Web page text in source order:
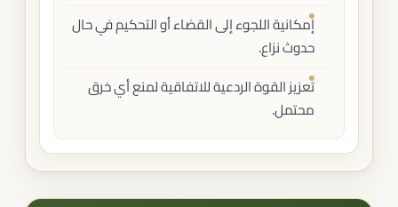
إمكانية اللجوء إلى القضاء أو التحكيم في حال
حدوث نزاع.
تعزيز القوة الردعية للاتفاقية لمنع أي خرق
محتمل.